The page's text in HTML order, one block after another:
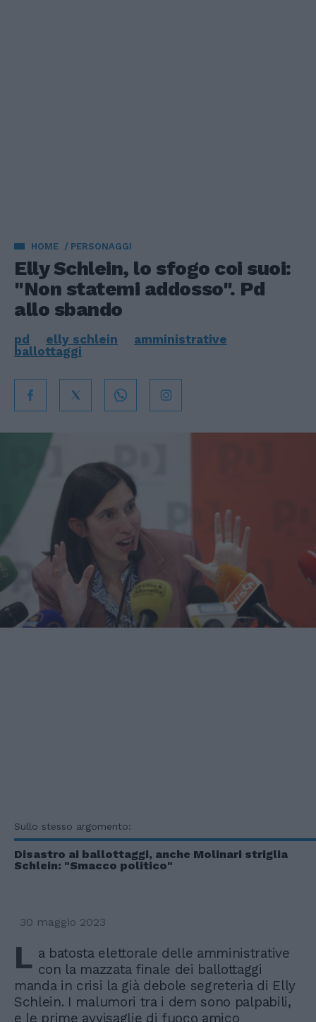
HOME PERSONAGGI
Elly Schlein, lo sfogo coi suoi:
"Non statemi addosso". Pd
allo sbando
pd elly schlein
amministrative
ballottaggi
Sullo stesso argomento:
Disastro ai ballottaggi, anche Molinari striglia
Schlein: "Smacco politico"
30 maggio 2023
L a batosta elettorale delle amministrative
con la mazzata finale dei ballottaggi
manda in crisi la già debole segreteria di Elly
Schlein. I malumori tra i dem sono palpabili,
e le prime avvisaglie di fuoco amico